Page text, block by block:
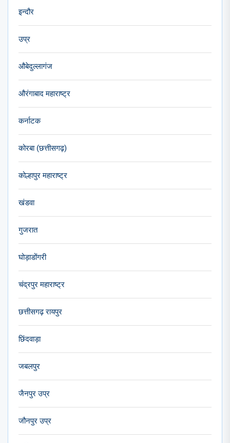
इन्दौर
उप्र
औबेदुल्लागंज
औरंगाबाद महाराष्ट्र
कर्नाटक
कोरबा (छत्तीसगढ़)
कोल्हापुर महाराष्ट्र
खंडवा
गुजरात
घोड़ाडोंगरी
चंद्रपुर महाराष्ट्र
छत्तीसगढ़ रायपुर
छिंदवाड़ा
जबलपुर
जैनपुर उप्र
जौनपुर उप्र